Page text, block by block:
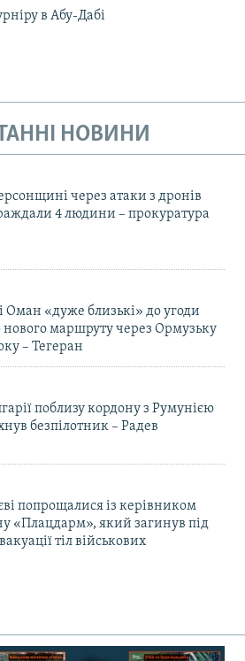
в Абу-Дабі
НОВИНИ
через атаки з дронів
4 людини – прокуратура
Оман «дуже близькі» до угоди
маршруту через Ормузьку
– Тегеран
поблизу кордону з Румунією
безпілотник – Радев
попрощалися із керівником
«Плацдарм», який загинув під
тіл військових